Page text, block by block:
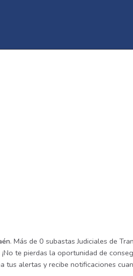
. Más de 0 subastas Judiciales de
te pierdas la oportunidad de
tus alertas y recibe notificaciones